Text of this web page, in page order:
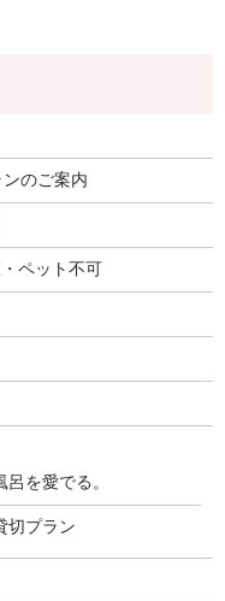
のご案内
ペット不可
を愛でる。
切プラン